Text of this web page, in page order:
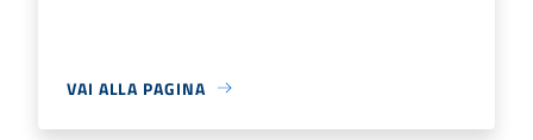
VAI ALLA PAGINA